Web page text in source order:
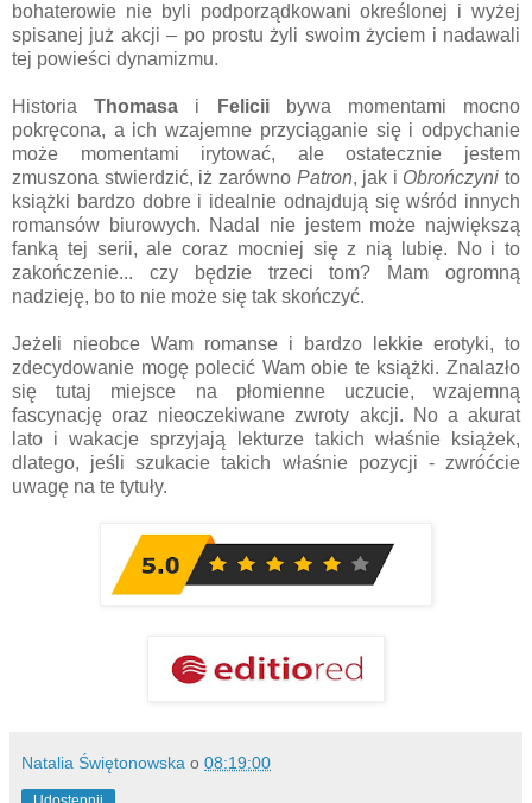
bohaterowie nie byli podporządkowani określonej i wyżej
spisanej już akcji – po prostu żyli swoim życiem i nadawali
tej powieści dynamizmu.
HistoriaThomasa i Felicii
bywa momentami mocno
pokręcona, a ich wzajemne przyciąganie się i odpychanie
może momentami irytować, ale ostatecznie jestem
zmuszona stwierdzić, iż zarówno Patron, jak i Obrończyni to
książki bardzo dobre i idealnie odnajdują się wśród innych
romansów biurowych. Nadal nie jestem może największą
fanką tej serii, ale coraz mocniej się z nią lubię. No i to
zakończenie... czy będzie trzeci tom? Mam ogromną
nadzieję, bo to nie może się tak skończyć.
Jeżeli nieobce Wam romanse i bardzo lekkie erotyki, to
zdecydowanie mogę polecić Wam obie te książki. Znalazło
się tutaj miejsce na płomienne uczucie, wzajemną
fascynację oraz nieoczekiwane zwroty akcji. No a akurat
lato i wakacje sprzyjają lekturze takich właśnie książek,
dlatego, jeśli szukacie takich właśnie pozycji - zwróćcie
uwagę na te tytuły.
Natalia Świętonowska o 08:19:00